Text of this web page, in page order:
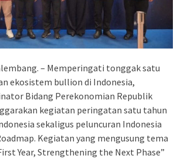
– Memperingati tonggak satu
ekosistem bullion di Indonesia,
Bidang Perekonomian Republik
kegiatan peringatan satu tahun
sekaligus peluncuran Indonesia
Kegiatan yang mengusung tema
Year, Strengthening the Next Phase”